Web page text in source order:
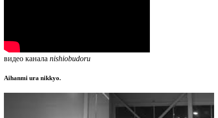
видео канала nishiobudoru
Aihanmi ura nikkyo.